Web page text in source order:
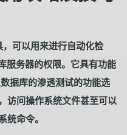
可以用来进行自动化检
服务器的权限。它具有功能
据库的渗透测试的功能选
访问操作系统文件甚至可以
统命令。